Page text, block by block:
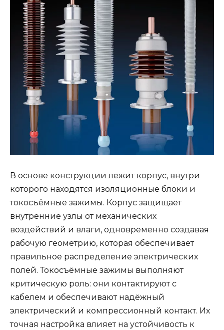
В основе конструкции лежит корпус, внутри
которого находятся изоляционные блоки и
токосъёмные зажимы. Корпус защищает
внутренние узлы от механических
воздействий и влаги, одновременно создавая
рабочую геометрию, которая обеспечивает
правильное распределение электрических
полей. Токосъёмные зажимы выполняют
критическую роль: они контактируют с
кабелем и обеспечивают надёжный
электрический и компрессионный контакт. Их
точная настройка влияет на устойчивость к